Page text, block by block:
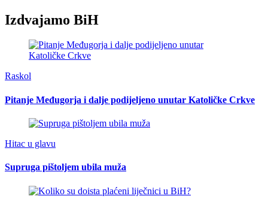
Izdvajamo BiH
Raskol
Pitanje Međugorja i dalje podijeljeno unutar Katoličke Crkve
Hitac u glavu
Supruga pištoljem ubila muža